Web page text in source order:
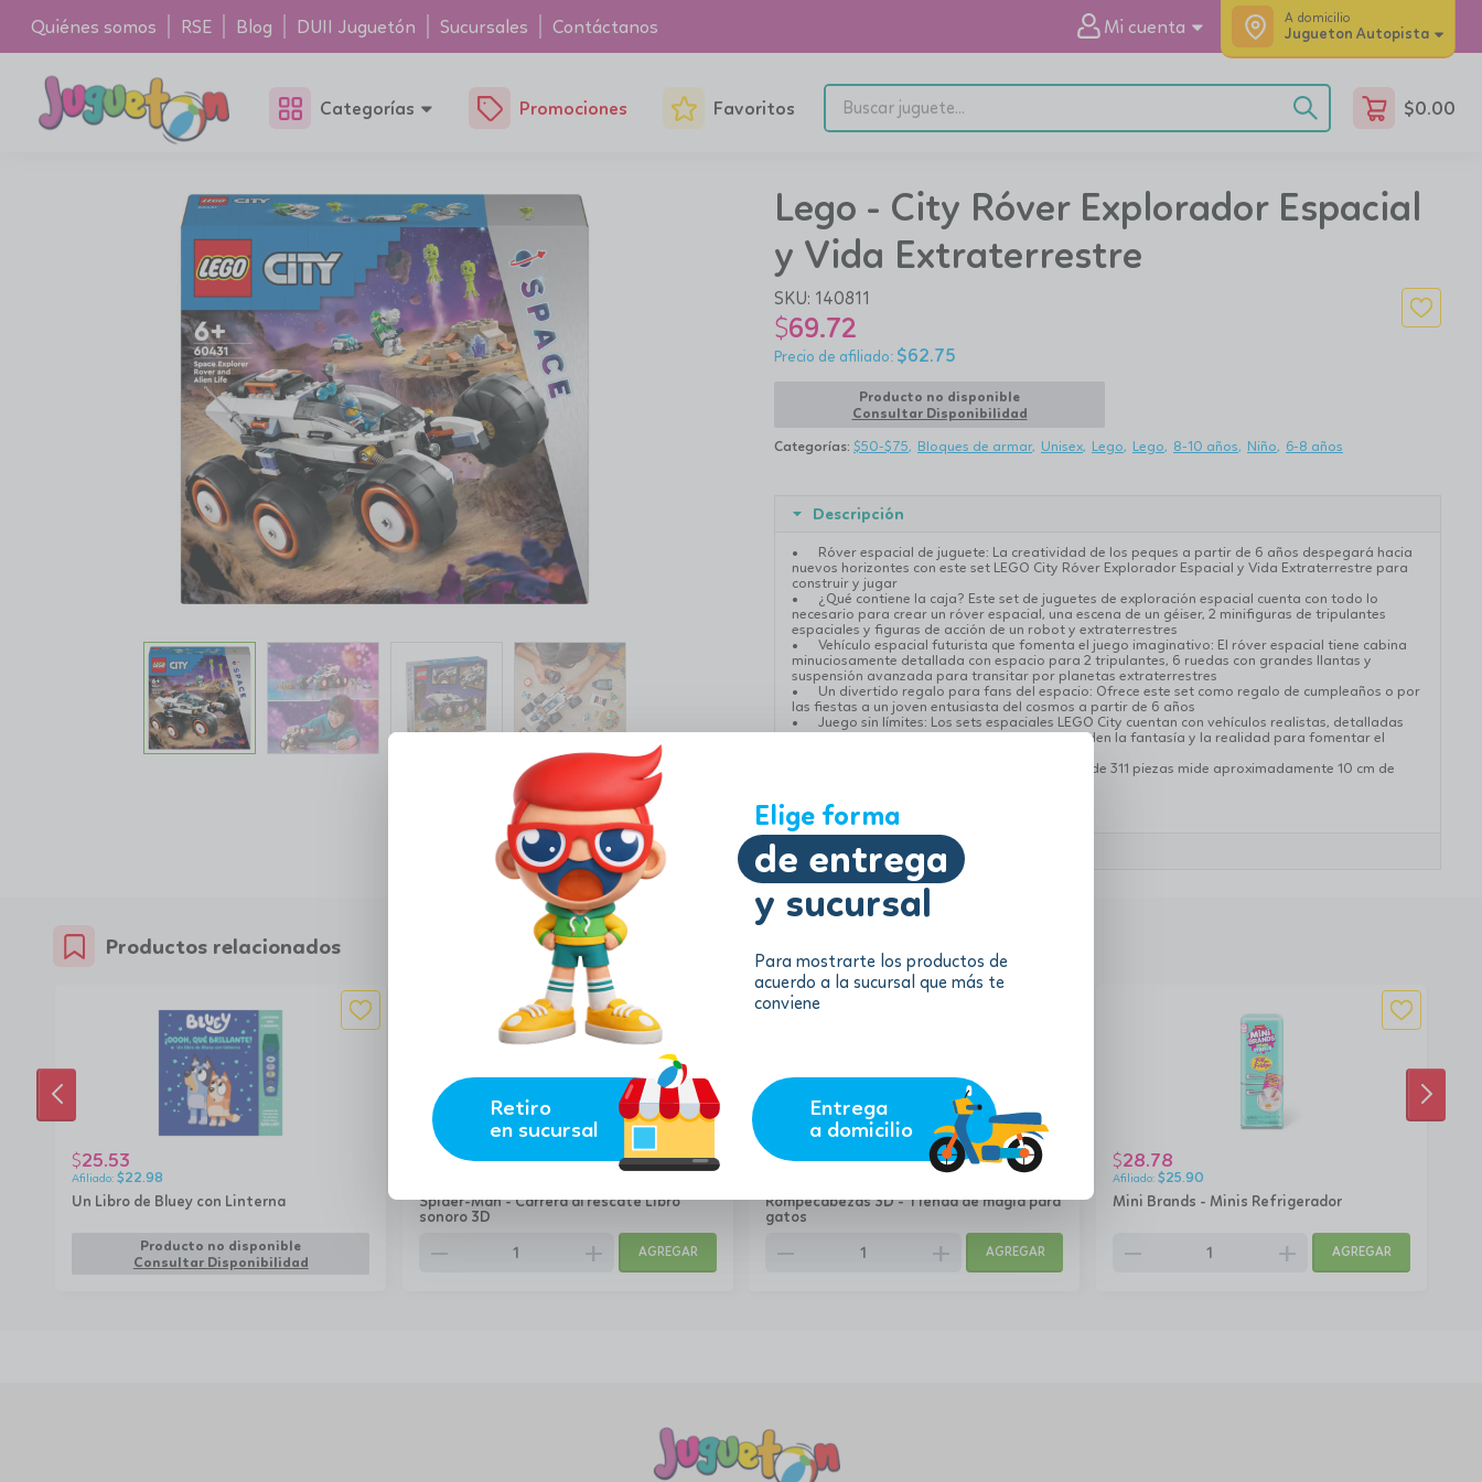
Elige forma
de entrega
y sucursal
Para mostrarte los productos de
acuerdo a la sucursal que más te
conviene
Retiro
en sucursal
Entrega
a domicilio
Quiénes somos RSE Blog DUII Juguetón Sucursales Contáctanos Mi cuenta A domicilio
Jugueton Autopista
Categorías Promociones Favoritos $0.00
Lego - City Róver Explorador Espacial
y Vida Extraterrestre
SKU: 140811
$69.72
$62.75
Producto no disponible
Consultar Disponibilidad
Categorías: $50-$75 Bloques de armar Unisex Lego Lego 8-10 años Niño 6-8 años
Descripción
•
Róver espacial de juguete: La creatividad de los peques a partir de 6 años despegará hacia
nuevos horizontes con este set LEGO City Róver Explorador Espacial y Vida Extraterrestre para
construir y jugar
•
¿Qué contiene la caja? Este set de juguetes de exploración espacial cuenta con todo lo
necesario para crear un róver espacial, una escena de un géiser, 2 minifiguras de tripulantes
espaciales y figuras de acción de un robot y extraterrestres
•
Vehículo espacial futurista que fomenta el juego imaginativo: El róver espacial tiene cabina
minuciosamente detallada con espacio para 2 tripulantes, 6 ruedas con grandes llantas y
suspensión avanzada para transitar por planetas extraterrestres
•
Un divertido regalo para fans del espacio: Ofrece este set como regalo de cumpleaños o por
las fiestas a un joven entusiasta del cosmos a partir de 6 años
•
Juego sin límites: Los sets espaciales LEGO City cuentan con vehículos realistas, detalladas
estructuras e interesantes personajes que funden la fantasía y la realidad para fomentar el
Dimensiones: El róver espacial de este set de 311 piezas mide aproximadamente 10 cm de
Información adicional
Productos relacionados
Un Libro de Bluey con Linterna
$25.53
$22.98
Producto no disponible
Consultar Disponibilidad
Spider-Man - Carrera al rescate Libro
sonoro 3D
22.33
remove add AGREGAR
Rompecabezas 3D - Tienda de magia para
gatos
$25.94
remove add AGREGAR
Mini Brands - Minis Refrigerador
$28.78
$25.90
remove add AGREGAR
ANTERIOR